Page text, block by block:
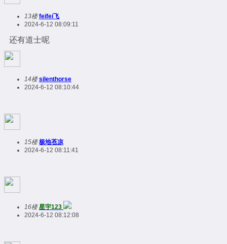
13楼 feifei飞
2024-6-12 08:09:11
还有道士呢
14楼 silenthorse
2024-6-12 08:10:44
15楼 极地苍凉
2024-6-12 08:11:41
16楼 星宇123
2024-6-12 08:12:08